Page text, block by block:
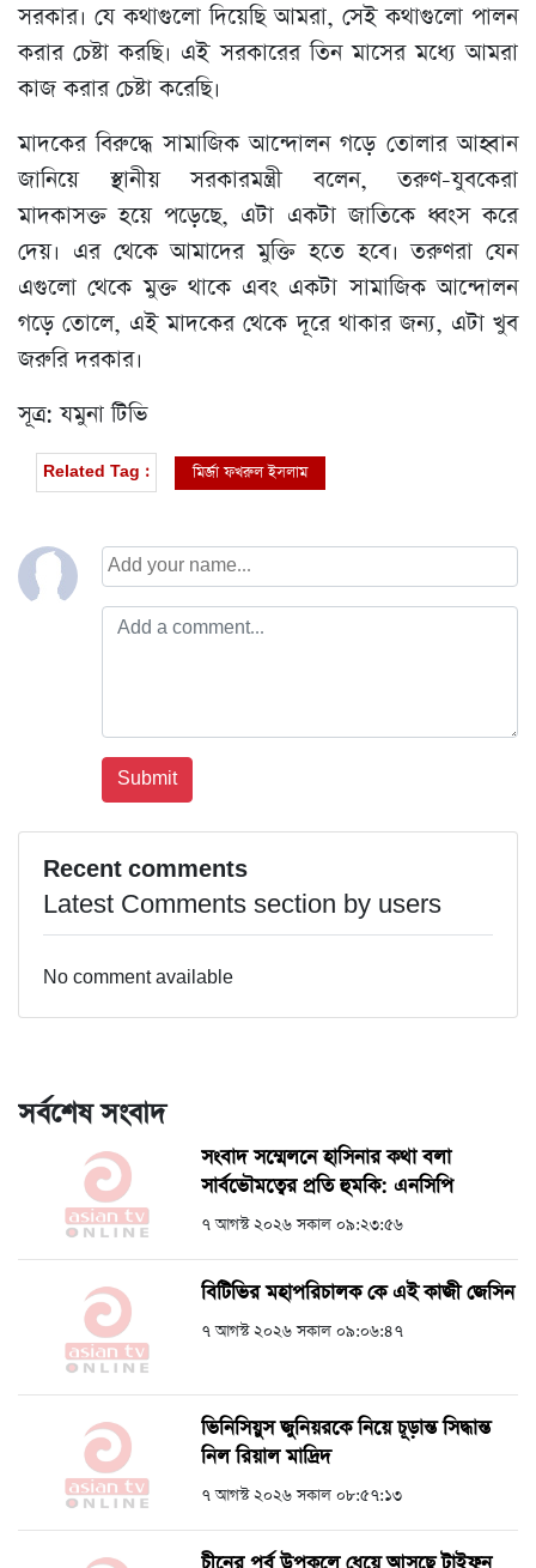
সরকার। যে কথাগুলো দিয়েছি আমরা, সেই কথাগুলো পালন
করার চেষ্টা করছি। এই সরকারের তিন মাসের মধ্যে আমরা
কাজ করার চেষ্টা করেছি।
মাদকের বিরুদ্ধে সামাজিক আন্দোলন গড়ে তোলার আহ্বান
জানিয়ে স্থানীয় সরকারমন্ত্রী বলেন, তরুণ-যুবকেরা
মাদকাসক্ত হয়ে পড়েছে, এটা একটা জাতিকে ধ্বংস করে
দেয়। এর থেকে আমাদের মুক্তি হতে হবে। তরুণরা যেন
এগুলো থেকে মুক্ত থাকে এবং একটা সামাজিক আন্দোলন
গড়ে তোলে, এই মাদকের থেকে দূরে থাকার জন্য, এটা খুব
জরুরি দরকার।
সূত্র: যমুনা টিভি
Related Tag : মির্জা ফখরুল ইসলাম
Recent comments
Latest Comments section by users
No comment available
সর্বশেষ সংবাদ
সংবাদ সম্মেলনে হাসিনার কথা বলা
সার্বভৌমত্বের প্রতি হুমকি: এনসিপি
৭ আগস্ট ২০২৬ সকাল ০৯:২৩:৫৬
বিটিভির মহাপরিচালক কে এই কাজী জেসিন
৭ আগস্ট ২০২৬ সকাল ০৯:০৬:৪৭
ভিনিসিয়ুস জুনিয়রকে নিয়ে চূড়ান্ত সিদ্ধান্ত
নিল রিয়াল মাদ্রিদ
৭ আগস্ট ২০২৬ সকাল ০৮:৫৭:১৩